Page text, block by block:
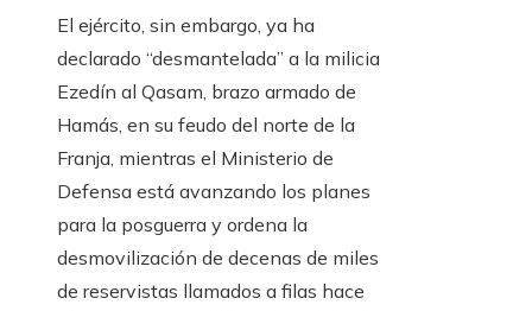
El ejército, sin embargo, ya ha
declarado “desmantelada” a la milicia
Ezedín al Qasam, brazo armado de
Hamás, en su feudo del norte de la
Franja, mientras el Ministerio de
Defensa está avanzando los planes
para la posguerra y ordena la
desmovilización de decenas de miles
de reservistas llamados a filas hace